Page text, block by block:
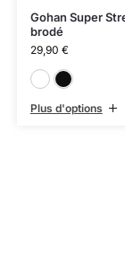
Gohan Super
brodé
29,90 €
Plus d'options